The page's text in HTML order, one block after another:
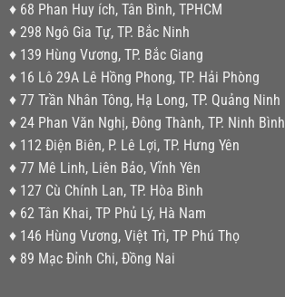
♦ 68 Phan Huy ích, Tân Bình, TPHCM
♦ 298 Ngô Gia Tự, TP. Bắc Ninh
♦ 139 Hùng Vương, TP. Bắc Giang
♦ 16 Lô 29A Lê Hồng Phong, TP. Hải Phòng
♦ 77 Trần Nhân Tông, Hạ Long, TP. Quảng Ninh
♦ 24 Phan Văn Nghị, Đông Thành, TP. Ninh Bình
♦ 112 Điện Biên, P. Lê Lợi, TP. Hưng Yên
♦ 77 Mê Linh, Liên Bảo, Vĩnh Yên
♦ 127 Cù Chính Lan, TP. Hòa Bình
♦ 62 Tân Khai, TP Phủ Lý, Hà Nam
♦ 146 Hùng Vương, Việt Trì, TP Phú Thọ
♦ 89 Mạc Đỉnh Chi, Đồng Nai